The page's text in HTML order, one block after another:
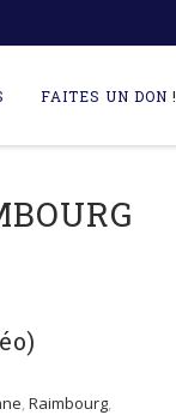
FAITES UN DON !
, Raimbourg,